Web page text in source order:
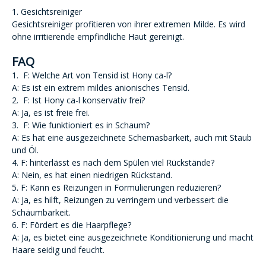
1. Gesichtsreiniger
Gesichtsreiniger profitieren von ihrer extremen Milde. Es wird
ohne irritierende empfindliche Haut gereinigt.
FAQ
1. F: Welche Art von Tensid ist Hony ca-l?
A: Es ist ein extrem mildes anionisches Tensid.
2. F: Ist Hony ca-l konservativ frei?
A: Ja, es ist freie frei.
3. F: Wie funktioniert es in Schaum?
A: Es hat eine ausgezeichnete Schemasbarkeit, auch mit Staub
und Öl.
4. F: hinterlässt es nach dem Spülen viel Rückstände?
A: Nein, es hat einen niedrigen Rückstand.
5. F: Kann es Reizungen in Formulierungen reduzieren?
A: Ja, es hilft, Reizungen zu verringern und verbessert die
Schäumbarkeit.
6. F: Fördert es die Haarpflege?
A: Ja, es bietet eine ausgezeichnete Konditionierung und macht
Haare seidig und feucht.